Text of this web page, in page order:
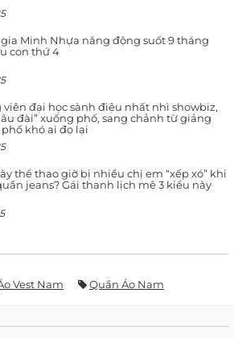
Minh Nhựa năng động suốt 9 tháng
con thứ 4
viên đại học sành điệu nhất nhì showbiz,
đài” xuống phố, sang chảnh từ giảng
khó ai đọ lại
thể thao giờ bị nhiều chị em “xếp xó” khi
jeans? Gái thanh lịch mê 3 kiểu này
Vest Nam Quần Áo Nam